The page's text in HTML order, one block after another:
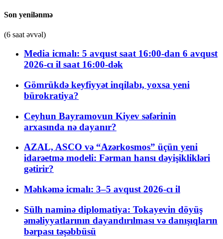
Son yenilənmə
(6 saat əvvəl)
Media icmalı: 5 avqust saat 16:00-dan 6 avqust
2026-cı il saat 16:00-dək
Gömrükdə keyfiyyət inqilabı, yoxsa yeni
bürokratiya?
Ceyhun Bayramovun Kiyev səfərinin
arxasında nə dayanır?
AZAL, ASCO və “Azərkosmos” üçün yeni
idarəetmə modeli: Fərman hansı dəyişiklikləri
gətirir?
Məhkəmə icmalı: 3–5 avqust 2026-cı il
Sülh naminə diplomatiya: Tokayevin döyüş
əməliyyatlarının dayandırılması və danışıqların
bərpası təşəbbüsü